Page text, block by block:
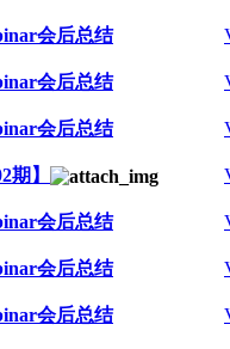
会后总结
会后总结
会后总结
期】
会后总结
会后总结
会后总结